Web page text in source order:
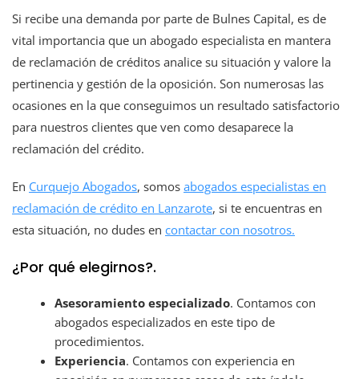
Si recibe una demanda por parte de Bulnes Capital, es de
vital importancia que un abogado especialista en mantera
de reclamación de créditos analice su situación y valore la
pertinencia y gestión de la oposición. Son numerosas las
ocasiones en la que conseguimos un resultado satisfactorio
para nuestros clientes que ven como desaparece la
reclamación del crédito.
En Curquejo Abogados, somos abogados especialistas en
reclamación de crédito en Lanzarote, si te encuentras en
esta situación, no dudes en contactar con nosotros.
¿Por qué elegirnos?.
Asesoramiento especializado. Contamos con
abogados especializados en este tipo de
procedimientos.
Experiencia. Contamos con experiencia en